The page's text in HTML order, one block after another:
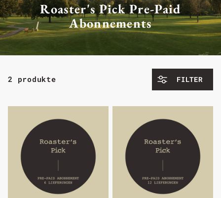
Roaster's Pick Pre-Paid
Abonnements
2 produkte FILTER